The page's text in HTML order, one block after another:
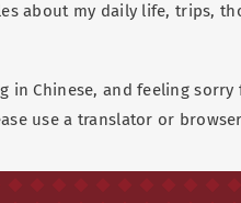
about my daily life, trips,
in Chinese, and feeling
use a translator or